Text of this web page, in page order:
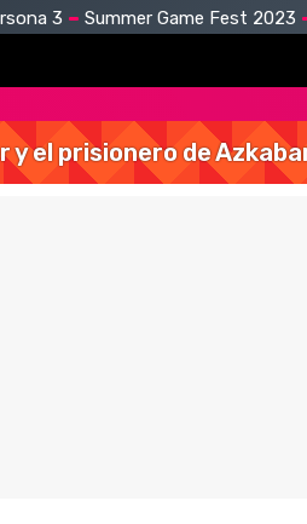
3 Summer Game Fest 2023
el prisionero de